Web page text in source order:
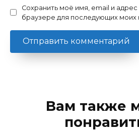
Сохранить моё имя, email и адрес
браузере для последующих моих
Вам также